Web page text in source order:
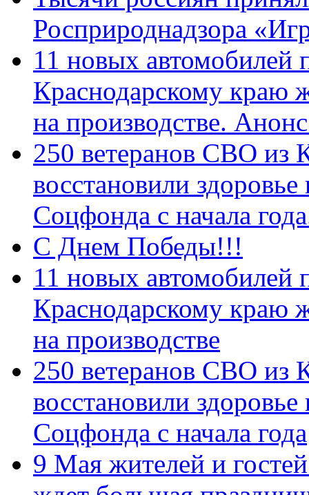
Росприроднадзора
11 новых автомобилей
Краснодарскому краю
на производстве.
250 ветеранов СВО из
восстановили
Соцфонда с начала
С Днем Победы!!!
11 новых автомобилей
Краснодарскому краю
на производстве
250 ветеранов СВО из
восстановили
Соцфонда с начала года
9 Мая жителей и